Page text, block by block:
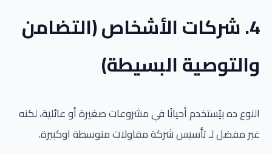
4. شركات الأشخاص (التضامن
والتوصية البسيطة)
النوع ده بيُستخدم أحيانًا في مشروعات صغيرة أو عائلية، لكنه
غير مفضل لـ تأسيس شركة مقاولات متوسطة اوكبيرة.